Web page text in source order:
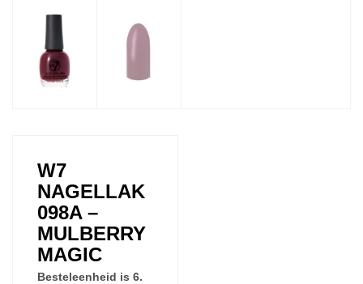
W7
NAGELLAK
098A –
MULBERRY
MAGIC
Besteleenheid is 6.